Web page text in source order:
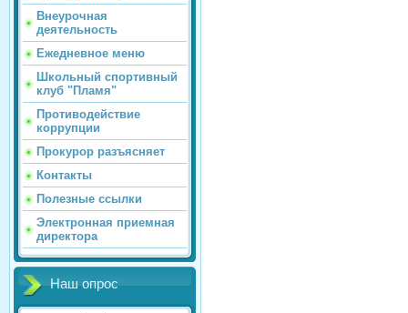
Внеурочная
деятельность
Ежедневное меню
Школьный спортивный
клуб "Пламя"
Противодействие
коррупции
Прокурор разъясняет
Контакты
Полезные ссылки
Электронная приемная
директора
Наш опрос